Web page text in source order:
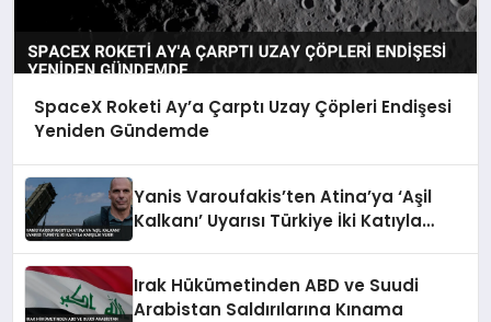
SpaceX Roketi Ay’a Çarptı Uzay Çöpleri Endişesi
Yeniden Gündemde
Yanis Varoufakis’ten Atina’ya ‘Aşil
Kalkanı’ Uyarısı Türkiye İki Katıyla
Irak Hükümetinden ABD ve Suudi
Arabistan Saldırılarına Kınama